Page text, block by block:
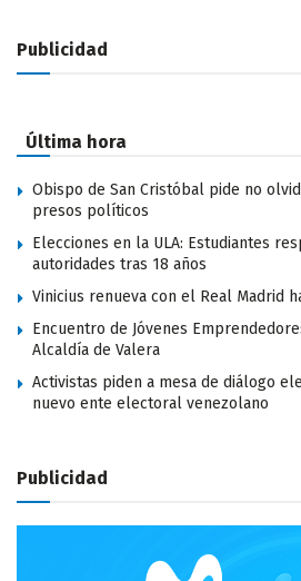
Publicidad
Última hora
Obispo de San Cristóbal pide no
presos políticos
Elecciones en la ULA: Estudiantes
autoridades tras 18 años
Vinicius renueva con el Real Madrid
Encuentro de Jóvenes
Alcaldía de Valera
Activistas piden a mesa de diálogo
nuevo ente electoral venezolano
Publicidad